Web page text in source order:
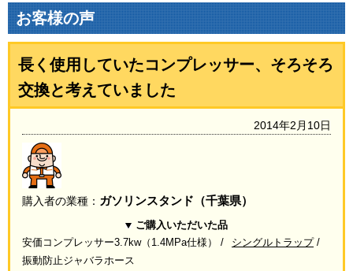
お客様の声
長く使用していたコンプレッサー、そろそろ
交換と考えていました
2014年2月10日
購入者の業種： ガソリンスタンド（千葉県）
ご購入いただいた品
安価コンプレッサー3.7kw（1.4MPa仕様）
シングルトラップ
振動防止ジャバラホース